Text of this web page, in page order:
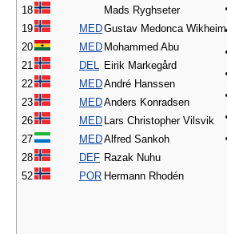
18
Mads Ryghseter
19
MEDGustav Medonca Wikheim
20
MED Mohammed Abu
21
DEL
Eirik Markegård
22
MEDAndré Hanssen
23
MEDAnders Konradsen
26
MED Lars Christopher Vilsvik
27
MEDAlfred Sankoh
28
DEF Razak Nuhu
52
POR Hermann Rhodén